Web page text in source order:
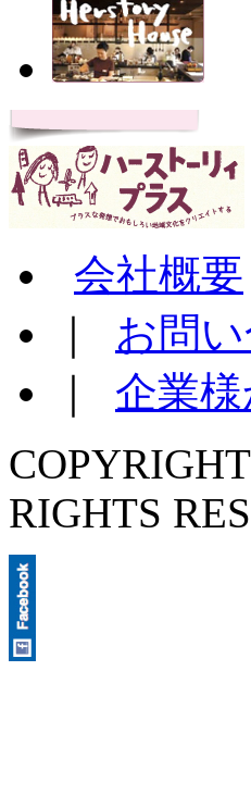
会社概要
お問
企業
RIGHTS